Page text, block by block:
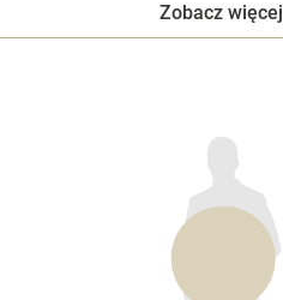
Zobacz więcej